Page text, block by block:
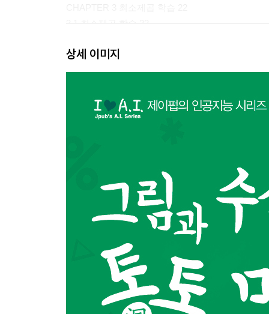
3.1 최소제곱 학습 22
3.3 대규모 데이터를 다루기 위한 학습 알고리즘 27
4.1 부분 공간 제약 최소제곱 학습 33
4.2 제약 최소제곱 학습 34
5.1 제약 최소제곱 학습 44
5.2 제약 최소제곱 학습의 해를 구하는 방법 46
5.3 희소 학습에 의한 특징 선택 51
5.4 제약 최소제곱 학습 52
5.5 제약 최소제곱 학습 53
CHAPTER 6 로버스트 학습 56
6.1 손실 최소화 학습 57
6.2 후버 손실 최소화 학습 59
상세 이미지